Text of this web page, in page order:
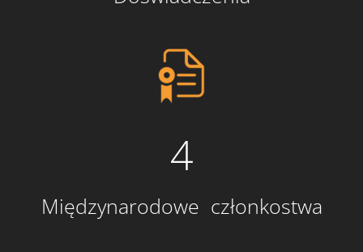
4
Międzynarodowe członkostwa